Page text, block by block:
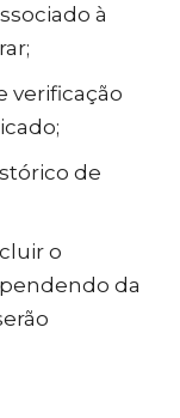
à
verificação
de
o
da